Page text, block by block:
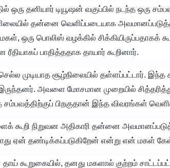
ஒரு தனியார் டியூஷன் வகுப்பில் நடந்த ஒரு
தன்னை வெளிப்படையாக
மகள், ஒரு பொலிஸ் வழக்கில் சிக்கியிருப்பதாகக்
பாதித்ததாக தாயார் கூறினார்.
முடியாத சூழ்நிலையில் தள்ளப்பட்டார்.
அவளை மோசமான முறையில் சித்தரித்து
சம்பவத்திற்குப் பிறகுதான் இந்த விவரங்கள்
கூறி நிறுவன அதிகாரி தன்னை
ஏன் தண்டிக்கப்படுகிறேன் என்று என் மகள்
கூறுகையில், தனது மகளால் குற்றம்